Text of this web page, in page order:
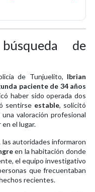
de
de Tunjuelito, Ibrian
paciente de 34 años
haber sido operada dos
sentirse estable, solicitó
una valoración profesional
el lugar.
autoridades informaron
en la habitación donde
el equipo investigativo
que frecuentaban
recientes.